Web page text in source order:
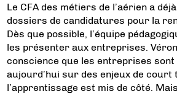
Le CFA des métiers de l’aérien a
dossiers de candidatures pour la
Dès que possible, l’équipe
les présenter aux entreprises.
conscience que les entreprises sont
aujourd’hui sur des enjeux de court
l’apprentissage est mis de côté.